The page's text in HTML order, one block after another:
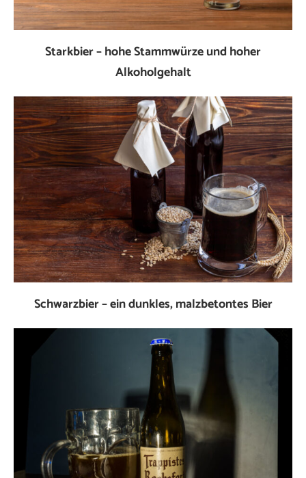
Starkbier – hohe Stammwürze und hoher
Alkoholgehalt
Schwarzbier – ein dunkles, malzbetontes Bier